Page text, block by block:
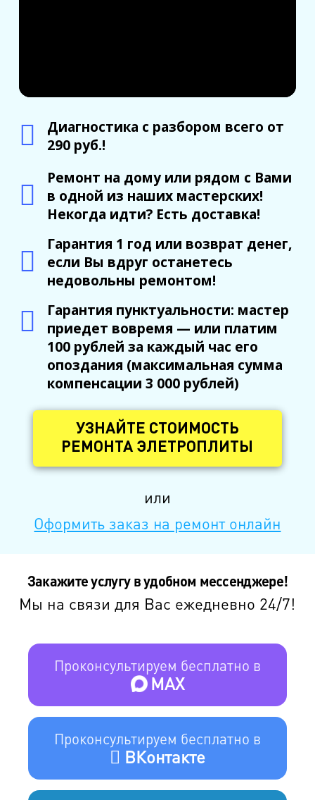
Диагностика с разбором всего от
290 руб.!
Ремонт на дому или рядом с Вами
в одной из наших мастерских!
Некогда идти? Есть доставка!
Гарантия 1 год или возврат денег,
если Вы вдруг останетесь
недовольны ремонтом!
Гарантия пунктуальности: мастер
приедет вовремя — или платим
100 рублей за каждый час его
опоздания (максимальная сумма
компенсации 3 000 рублей)
УЗНАЙТЕ СТОИМОСТЬ
РЕМОНТА ЭЛЕТРОПЛИТЫ
или
Оформить заказ на ремонт онлайн
Закажите услугу в удобном мессенджере!
Мы на связи для Вас ежедневно 24/7!
Проконсультируем бесплатно в
MAX
Проконсультируем бесплатно в
ВКонтакте